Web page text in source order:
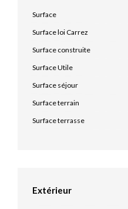
Surface
Surface loi Carrez
Surface construite
Surface Utile
Surface séjour
Surface terrain
Surface terrasse
Extérieur